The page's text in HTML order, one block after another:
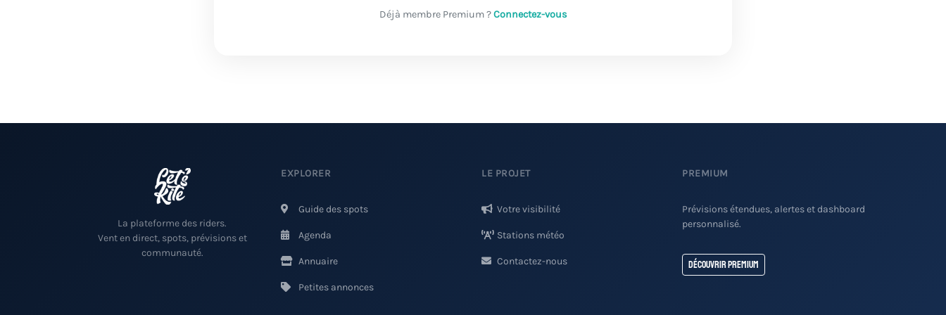
Déjà membre Premium ?Connectez-vous
La plateforme des riders.
Vent en direct, spots, prévisions et
communauté.
EXPLORER
Guide des spots
Agenda
Annuaire
Petites annonces
LE PROJET
Votre visibilité
Stations météo
Contactez-nous
PREMIUM
Prévisions étendues, alertes et dashboard
personnalisé.
Découvrir Premium